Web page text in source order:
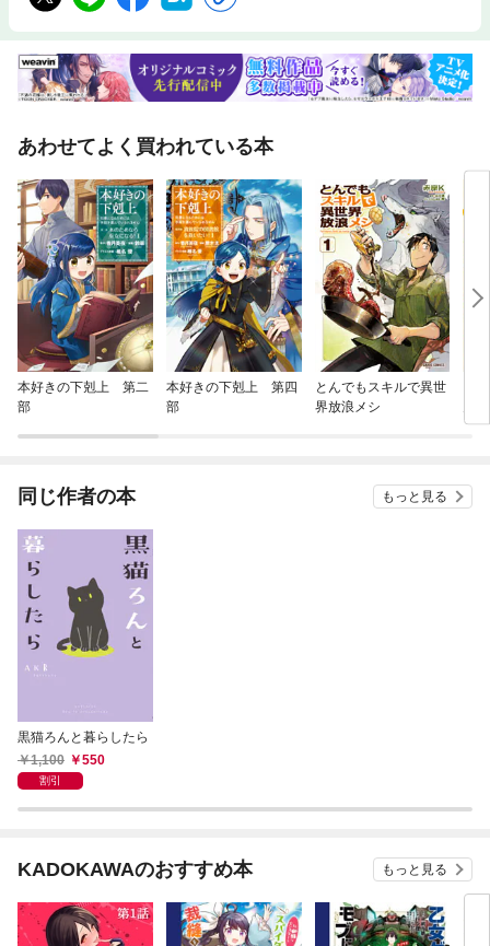
あわせてよく買われている本
本好きの下剋上 第二
部
本好きの下剋上 第四
部
とんでもスキルで異世
界放浪メシ
同じ作者の本 もっと見る
黒猫ろんと暮らしたら
1,100
550
割引
KADOKAWAのおすすめ本 もっと見る